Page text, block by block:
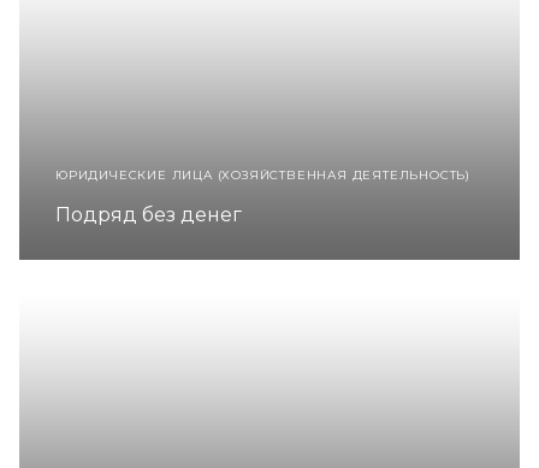
ЮРИДИЧЕСКИЕ ЛИЦА (ХОЗЯЙСТВЕННАЯ ДЕЯТЕЛЬНОСТЬ)
Подряд без денег